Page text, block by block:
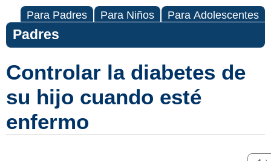
Para Padres Para Niños Para Adolescentes
Padres
Controlar la diabetes de
su hijo cuando esté
enfermo